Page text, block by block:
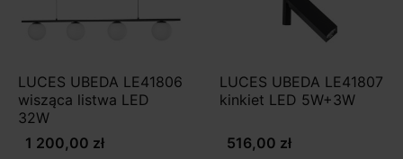
LUCES UBEDA LE41806
wisząca listwa LED
32W
1 200,00 zł
LUCES UBEDA LE41807
kinkiet LED 5W+3W
516,00 zł